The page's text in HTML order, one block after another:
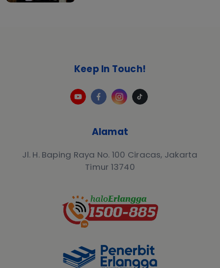
Alamat
Jl. H. Baping Raya No. 100 Ciracas, Jakarta
Timur 13740
Keep In Touch!